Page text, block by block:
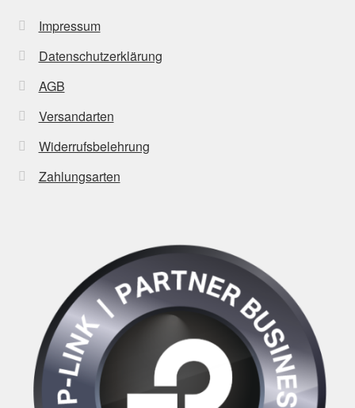
Impressum
Datenschutzerklärung
AGB
Versandarten
Widerrufsbelehrung
Zahlungsarten